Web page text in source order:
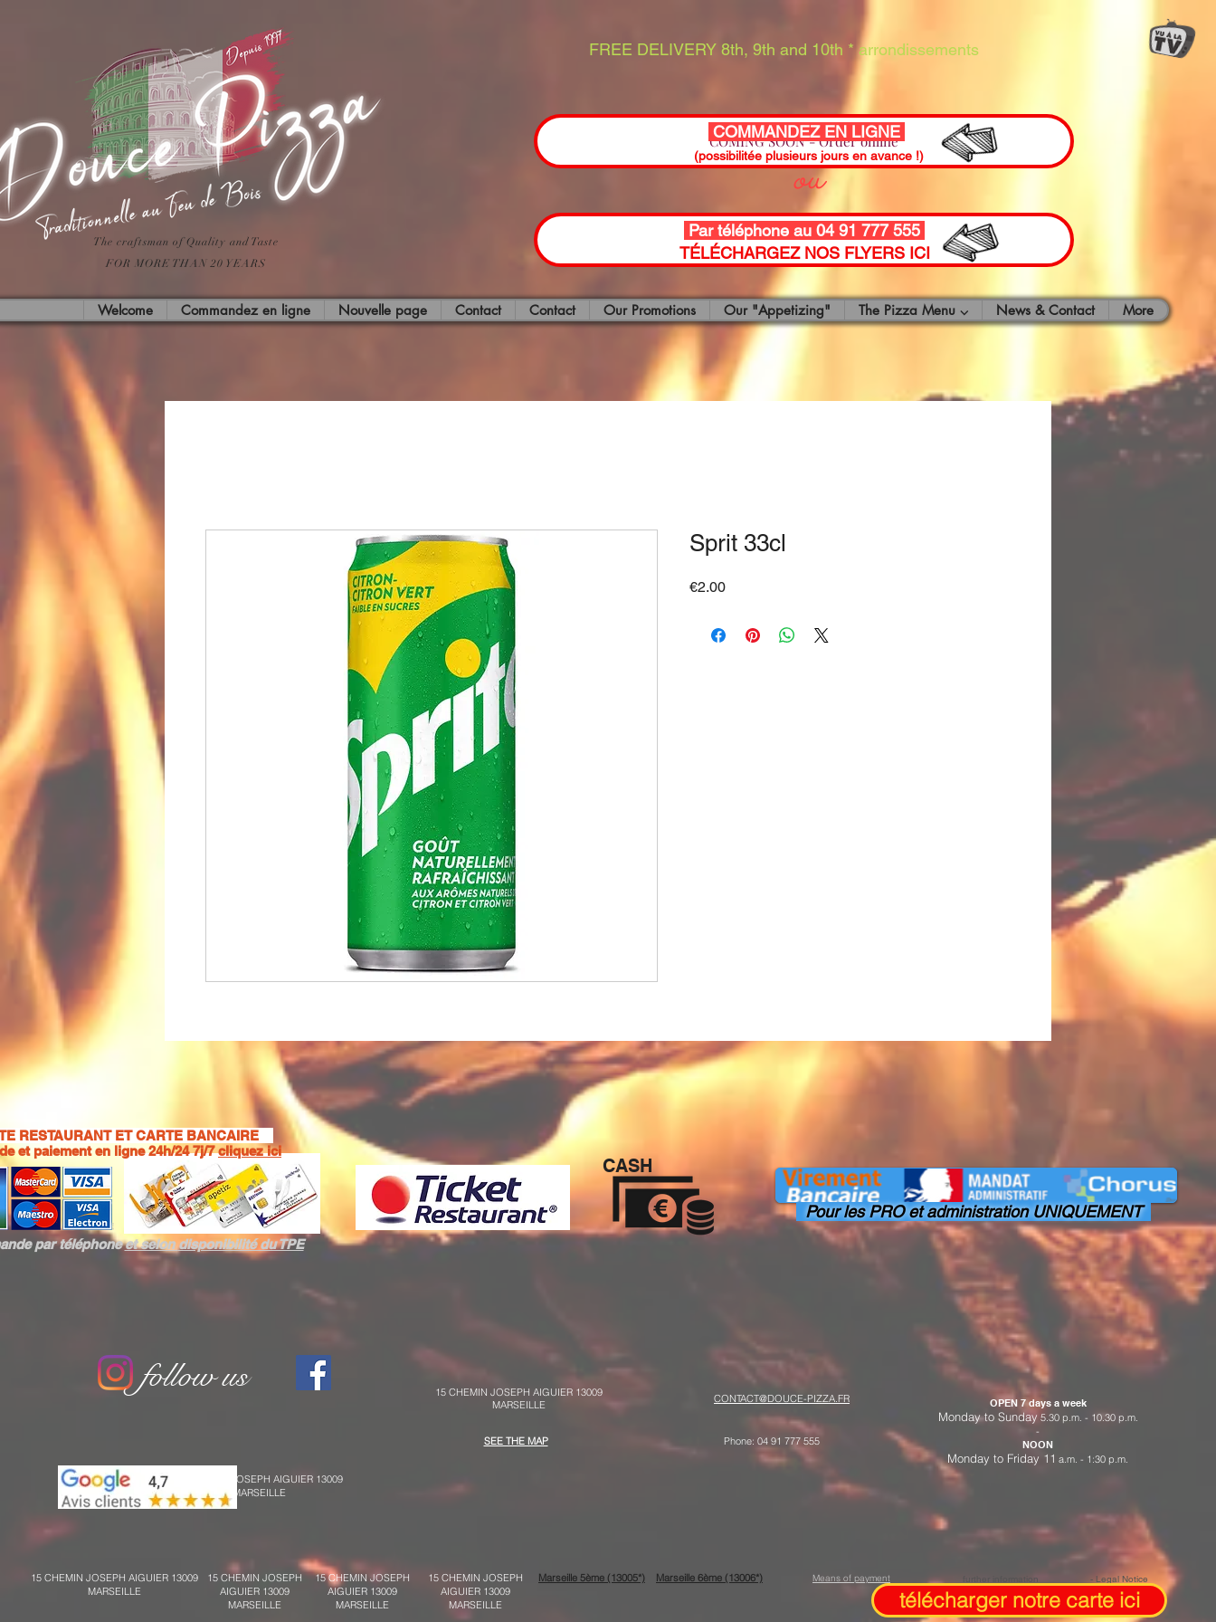
FREE DELIVERY 8th, 9th and 10th * arrondissements
COMING SOON - Order online
COMMANDEZ EN LIGNE
(possibilitée plusieurs jours en avance !)
Par téléphone au 04 91 777 555
TÉLÉCHARGEZ NOS FLYERS ICI
ou
The craftsman of Quality and Taste
FOR MORE THAN 20 YEARS
Welcome Commandez en ligne Nouvelle page Contact Contact Our Promotions Our "Appetizing" The Pizza Menu ⌵ News & Contact More
Sprit 33cl
€2.00Price
télécharger notre carte ici
Pour les PRO et administration UNIQUEMENT
CASH
RESTAURANT ET CARTE BANCAIRE
et paiement en ligne 24h/24 7j/7cliquez ici
par téléphoneet selondisponibilité du TPE
follow us
15 CHEMIN JOSEPH AIGUIER 13009
MARSEILLE
15 CHEMIN JOSEPH AIGUIER 13009
MARSEILLE
SEE THE MAP
CONTACT@DOUCE-PIZZA.FR
Phone: 04 91 777 555
OPEN 7 days a week
Monday to Sunday 5.30 p.m. - 10.30 p.m.
-
NOON
Monday to Friday 11 a.m. - 1:30 p.m.
15 CHEMIN JOSEPH AIGUIER 13009
MARSEILLE
15 CHEMIN JOSEPH
AIGUIER 13009
MARSEILLE
15 CHEMIN JOSEPH
AIGUIER 13009
MARSEILLE
15 CHEMIN JOSEPH
AIGUIER 13009
MARSEILLE
Marseille 5ème (13005*) Marseille 6ème (13006*) Means of payment further information - Legal Notice